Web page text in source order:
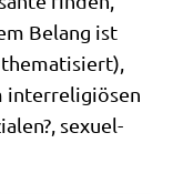
Belang ist
inter­re­li­giö­sen
sexu­el­